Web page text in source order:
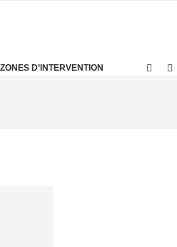
ZONES D’INTERVENTION